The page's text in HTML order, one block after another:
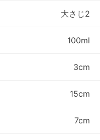
大さじ2
100ml
3cm
15cm
7cm